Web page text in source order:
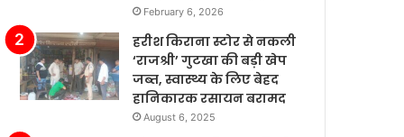
खर्च
कर
हैं’।
February 6, 2026
हरीश किराना स्टोर से नकली
‘राजश्री’ गुटखा की बड़ी खेप
जब्त, स्वास्थ्य के लिए बेहद
हानिकारक रसायन बरामद
August 6, 2025